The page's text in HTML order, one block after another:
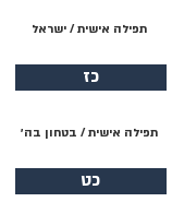
תפילה אישית / ישראל
כז
תפילה אישית / בטחון בה׳
כט